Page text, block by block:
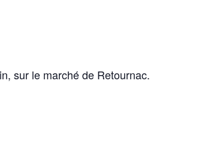
sur le marché de Retournac.